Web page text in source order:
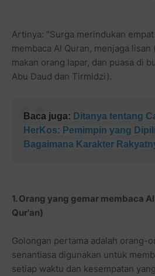
Artinya: "Surga merindukan
membaca Al Quran, menjaga lisan
makan orang lapar, dan puasa di
Abu Daud dan Tirmidzi).
Baca juga: Ditanya tentang
HerKos: Pemimpin yang
Bagaimana Karakter
1. Orang yang gemar membaca
Qur'an)
Golongan pertama adalah orang-
senantiasa digunakan untuk
setiap waktu dan kesempatan